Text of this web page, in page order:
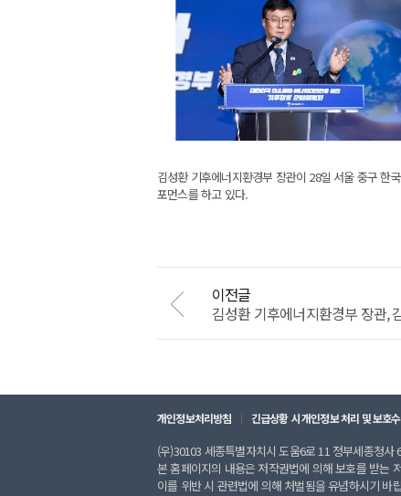
김성환 기후에너지환경부 장관이 28일 서울 중구 한
포먼스를 하고 있다.
이전글
김성환 기후에너지환경부 장관,
개인정보처리방침 긴급상황 시 개인정보 처리 및 보호
(우)30103 세종특별자치시 도움6로 11 정부세종청사
본 홈페이지의 내용은 저작권법에 의해 보호를 받는
이를 위반 시 관련법에 의해 처벌됨을 유념하시기 바